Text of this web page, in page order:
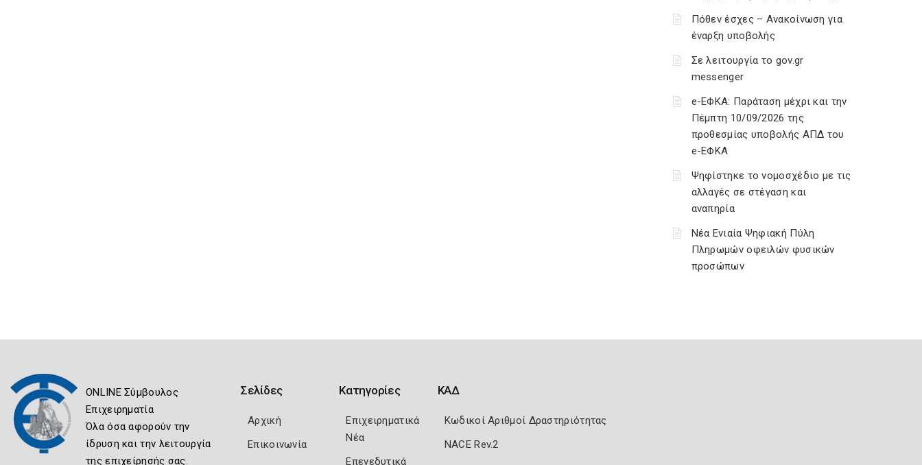
Πόθεν έσχες – Ανακοίνωση για
έναρξη υποβολής
Σε λειτουργία το gov.gr
messenger
e-ΕΦΚΑ: Παράταση μέχρι και την
Πέμπτη 10/09/2026 της
προθεσμίας υποβολής ΑΠΔ του
e-ΕΦΚΑ
Ψηφίστηκε το νομοσχέδιο με τις
αλλαγές σε στέγαση και
αναπηρία
Νέα Ενιαία Ψηφιακή Πύλη
Πληρωμών οφειλών φυσικών
προσώπων
ONLINE Σύμβουλος
Επιχειρηματία
Όλα όσα αφορούν την
ίδρυση και την λειτουργία
της επιχείρησής σας.
Σελίδες
Αρχική
Επικοινωνία
Κατηγορίες
Επιχειρηματικά
Νέα
Επενεδυτικά
ΚΑΔ
Κωδικοί Αριθμοί Δραστηριότητας
NACE Rev.2